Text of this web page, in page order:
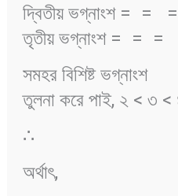
দ্বিতীয় ভগ্নাংশ =
=
=
তৃতীয় ভগ্নাংশ =
=
=
সমহর বিশিষ্ট ভগ্নাংশ
তুলনা করে পাই, ২ < ৩ <
∴
অর্থাৎ,